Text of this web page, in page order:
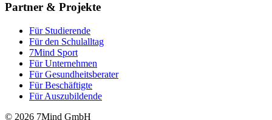
Partner & Projekte
Für Stu­die­rende
Für den Schulalltag
7Mind Sport
Für Unter­neh­men
Für Gesund­heits­be­ra­ter
Für Beschäftigte
Für Auszubildende
© 2026 7Mind GmbH